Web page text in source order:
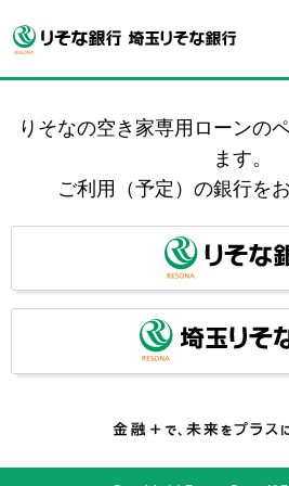
りそなの空き家専用ローンの
ます。
ご利用（予定）の銀行を